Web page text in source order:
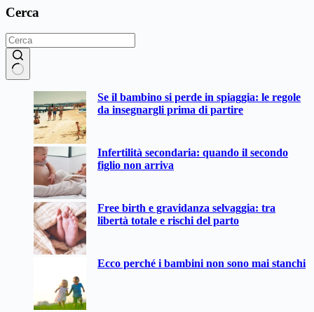
Cerca
Se il bambino si perde in spiaggia: le regole
da insegnargli prima di partire
Infertilità secondaria: quando il secondo
figlio non arriva
Free birth e gravidanza selvaggia: tra
libertà totale e rischi del parto
Ecco perché i bambini non sono mai stanchi